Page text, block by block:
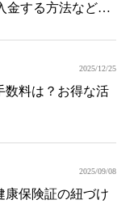
金する方法など紹
2025/12/25
数料は？お得な活
2025/09/08
康保険証の紐づけ